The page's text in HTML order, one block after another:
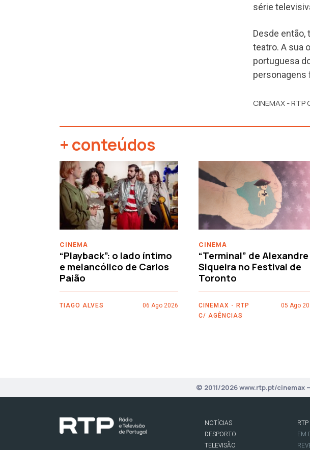
série
Desde então,
teatro. A sua
portuguesa
personagens
CINEMAX - RTP
+ conteúdos
CINEMA
“Playback”: o lado íntimo
e melancólico de Carlos
Paião
TIAGO ALVES 06 Ago 2026
CINEMA
“Terminal” de Alexandre
Siqueira no Festival de
Toronto
CINEMAX - RTP
C/ AGÊNCIAS
05 Ago
‹
© 2011/2026 www.rtp.pt/
NOTÍCIAS
DESPORTO
TELEVISÃO
RTP
EM